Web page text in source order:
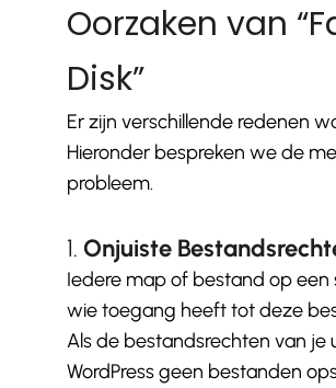
Oorzaken van
Disk”
Er zijn verschillende redenen
Hieronder bespreken we de
probleem.
1. Onjuiste
Iedere map of bestand op
wie toegang heeft tot deze
Als de bestandsrechten van je
WordPress geen bestanden